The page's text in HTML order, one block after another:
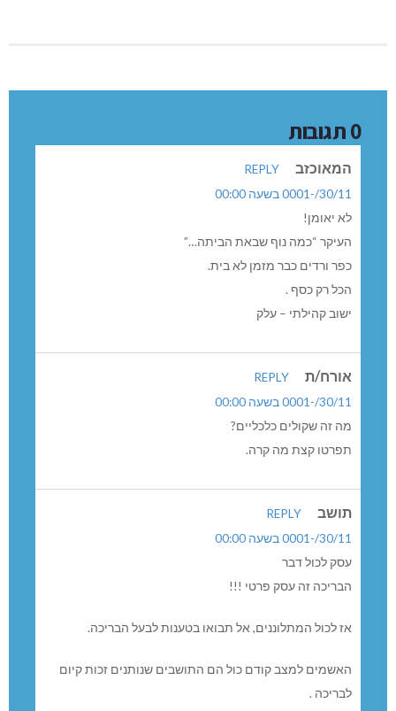
0 תגובות
המאוכזב
REPLY
30/11/-0001 בשעה 00:00
לא יאומן!
העיקר “כמה נוף שבאת הביתה…”
כפר ורדים כבר מזמן לא בית.
הכל רק כסף .
ישוב קהילתי – עלק
אורח/ת
REPLY
30/11/-0001 בשעה 00:00
מה זה שקולים כלכליים?
תפרטו קצת מה קרה.
תושב
REPLY
30/11/-0001 בשעה 00:00
עסק לכול דבר
הבריכה זה עסק פרטי !!!
אז לכול המתלוננים, אל תבואו בטענות לבעל הבריכה.
האשמים למצב קודם כול הם התושבים שנותנים זכות קיום
לבריכה .